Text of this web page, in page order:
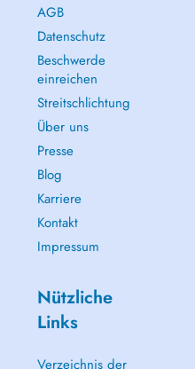
AGB
Datenschutz
Beschwerde
einreichen
Streitschlichtung
Über uns
Presse
Blog
Karriere
Kontakt
Impressum
Nützliche
Links
Verzeichnis der